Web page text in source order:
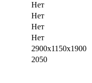
Нет
Нет
Нет
Нет
2900x1150x1900
2050